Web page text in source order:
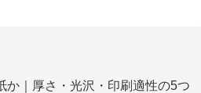
か｜厚さ・光沢・印刷適性の5つ